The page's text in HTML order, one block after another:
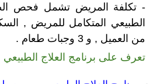
- تكلفة المريض تشمل فحص
الطبيعي المتكامل للمريض ,
من العميل , و 3 وجبات طعام .
تعرف على برنامج العلاج